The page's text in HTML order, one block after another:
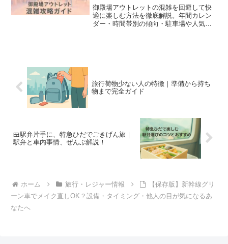
御殿場アウトレットの混雑を回避して快
適に楽しむ方法を徹底解説。年間カレン
ダー・時間帯別の傾向・駐車場や人気ブ
旅行荷物少ない人の特徴｜準備から持ち
物まで完全ガイド
🍱駅弁片手に、特急ひだでごきげん旅｜
駅弁と車内事情、ぜんぶ解説！
ホーム 旅行・レジャー情報
【保存版】新幹線グリ
ーン車でメイク直しOK？設備・タイミング・他人の目が気になるあ
なたへ